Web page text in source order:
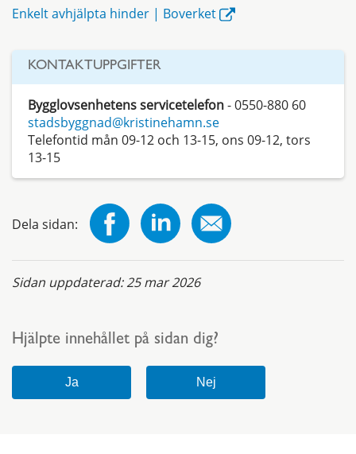
Enkelt avhjälpta hinder | Boverket
KONTAKTUPPGIFTER
Bygglovsenhetens servicetelefon- 0550-880 60
stadsbyggnad@kristinehamn.se
Telefontid mån 09-12 och 13-15, ons 09-12, tors
13-15
Dela sidan:
Sidan uppdaterad:25 mar 2026
Hjälpte innehållet på sidan dig?